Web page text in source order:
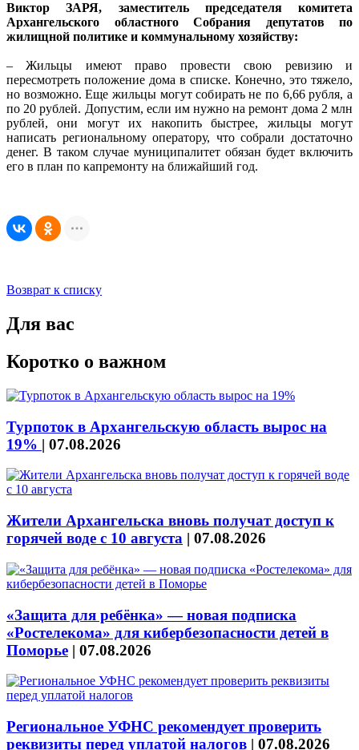
Виктор ЗАРЯ, заместитель председателя комитета
Архангельского областного Собрания депутатов по
жилищной политике и коммунальному хозяйству:
– Жильцы имеют право провести свою ревизию и
пересмотреть положение дома в списке. Конечно, это тяжело,
но возможно. Еще жильцы могут собирать не по 6,66 рубля, а
по 20 рублей. Допустим, если им нужно на ремонт дома 2 млн
рублей, они могут их накопить быстрее, жильцы могут
написать региональному оператору, что собрали достаточно
денег. В таком случае муниципалитет обязан будет включить
его в план по капремонту на ближайший год.
Возврат к списку
Для вас
Коротко о важном
Турпоток в Архангельскую область вырос на
19% | 07.08.2026
Жители Архангельска вновь получат доступ к
горячей воде с 10 августа | 07.08.2026
«Защита для ребёнка» — новая подписка
«Ростелекома» для кибербезопасности детей в
Поморье | 07.08.2026
Региональное УФНС рекомендует проверить
реквизиты перед уплатой налогов | 07.08.2026